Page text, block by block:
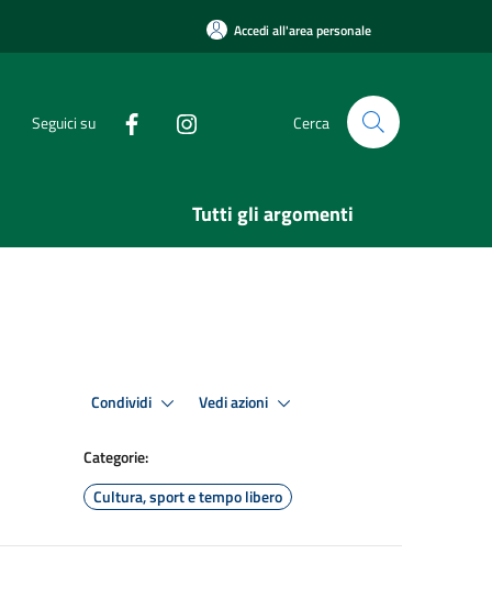
Accedi all'area personale
Seguici su Cerca
Tutti gli argomenti
Condividi Vedi azioni
Categorie:
Cultura, sport e tempo libero